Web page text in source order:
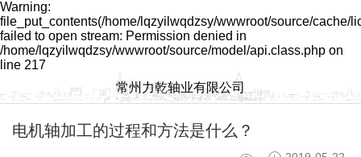
Warning:
file_put_contents(/home/lqzyilwqdzsy/wwwroot/source/cache/
failed to open stream: Permission denied in
/home/lqzyilwqdzsy/wwwroot/source/model/api.class.php on
line 217
常州力乾轴业有限公司
电机轴加工的过程和方法是什么？